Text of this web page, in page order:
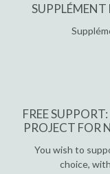
SUPPLÉMENT
FREE
PROJECT FOR
You wish to
choice,